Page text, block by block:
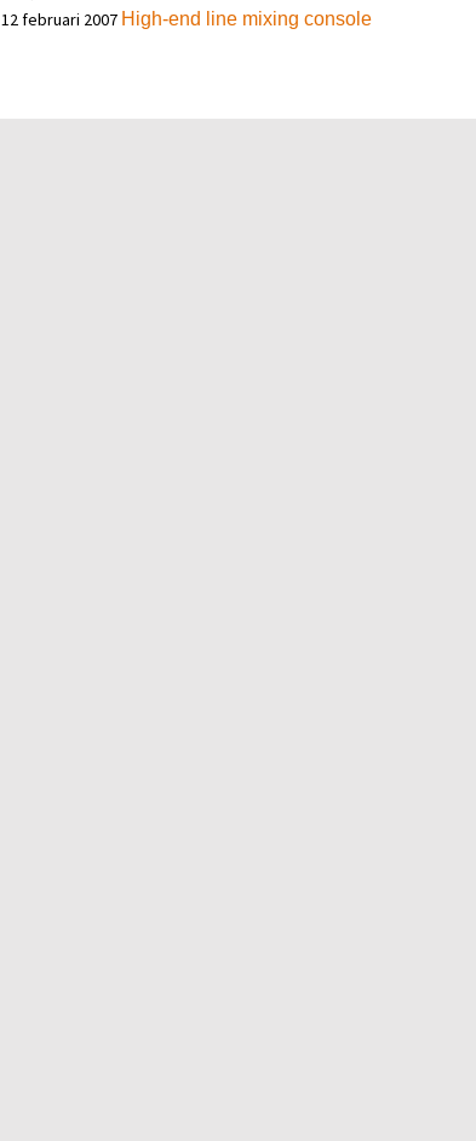
12 februari 2007 High-end line mixing console